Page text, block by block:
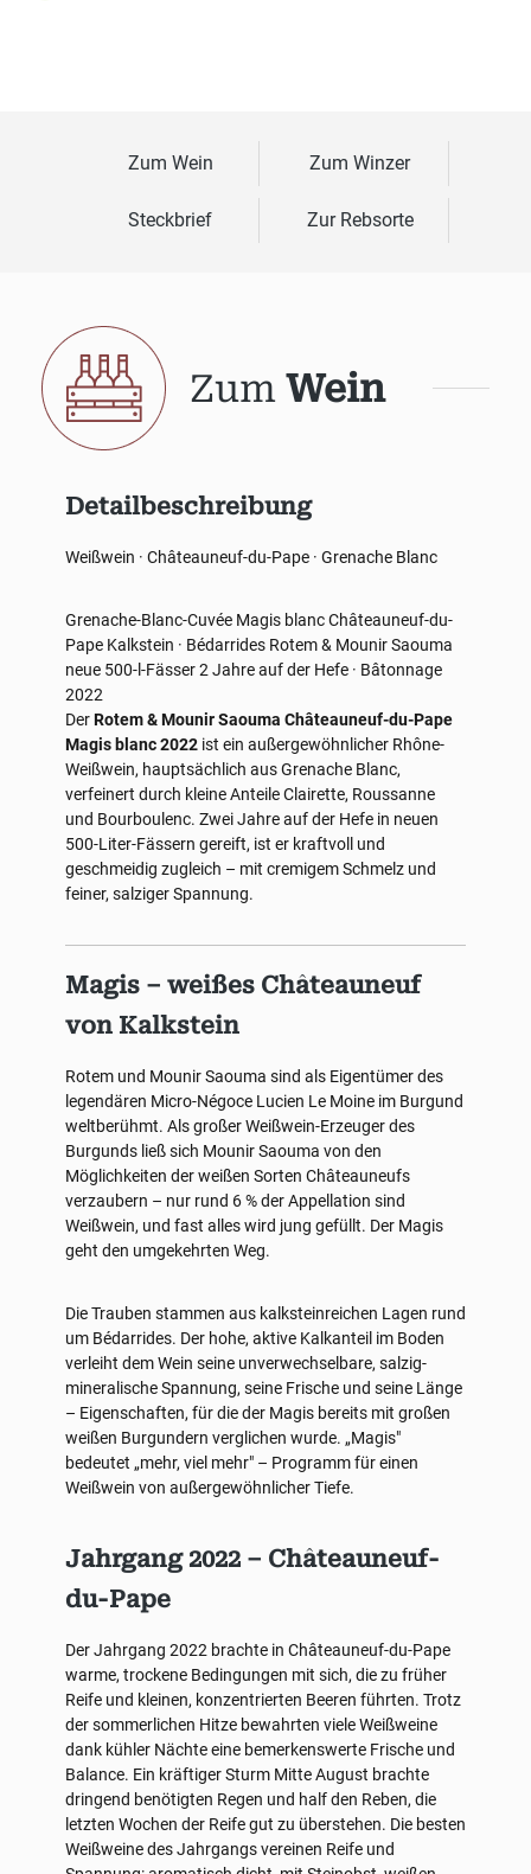
Zum Wein Zum Winzer
Steckbrief Zur Rebsorte
Zum Wein
Detailbeschreibung
Weißwein · Châteauneuf-du-Pape · Grenache Blanc
Grenache-Blanc-Cuvée Magis blancChâteauneuf-du-
Pape Kalkstein · Bédarrides Rotem & Mounir Saouma
neue 500-l-Fässer2 Jahre auf der Hefe · Bâtonnage
2022
DerRotem & Mounir Saouma Châteauneuf-du-Pape
Magis blanc 2022 ist ein außergewöhnlicher Rhône-
Weißwein, hauptsächlich aus Grenache Blanc,
verfeinert durch kleine Anteile Clairette, Roussanne
und Bourboulenc. Zwei Jahre auf der Hefe in neuen
500-Liter-Fässern gereift, ist er kraftvoll und
geschmeidig zugleich – mit cremigem Schmelz und
feiner, salziger Spannung.
Magis – weißes Châteauneuf
von Kalkstein
Rotem und Mounir Saouma sind als Eigentümer des
legendären Micro-Négoce Lucien Le Moine im Burgund
weltberühmt. Als großer Weißwein-Erzeuger des
Burgunds ließ sich Mounir Saouma von den
Möglichkeiten der weißen Sorten Châteauneufs
verzaubern – nur rund 6 % der Appellation sind
Weißwein, und fast alles wird jung gefüllt. Der Magis
geht den umgekehrten Weg.
Die Trauben stammen aus kalksteinreichen Lagen rund
um Bédarrides. Der hohe, aktive Kalkanteil im Boden
verleiht dem Wein seine unverwechselbare, salzig-
mineralische Spannung, seine Frische und seine Länge
– Eigenschaften, für die der Magis bereits mit großen
weißen Burgundern verglichen wurde. „Magis"
bedeutet „mehr, viel mehr" – Programm für einen
Weißwein von außergewöhnlicher Tiefe.
Jahrgang 2022 – Châteauneuf-
du-Pape
Der Jahrgang 2022 brachte in Châteauneuf-du-Pape
warme, trockene Bedingungen mit sich, die zu früher
Reife und kleinen, konzentrierten Beeren führten. Trotz
der sommerlichen Hitze bewahrten viele Weißweine
dank kühler Nächte eine bemerkenswerte Frische und
Balance. Ein kräftiger Sturm Mitte August brachte
dringend benötigten Regen und half den Reben, die
letzten Wochen der Reife gut zu überstehen. Die besten
Weißweine des Jahrgangs vereinen Reife und